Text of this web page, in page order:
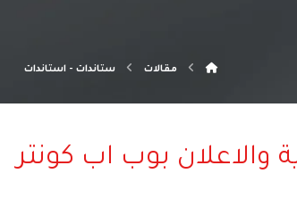
مقالات ستاندات - استاندات
والاعلان بوب اب كونتر